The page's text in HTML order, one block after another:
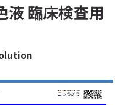
液 臨床検査用